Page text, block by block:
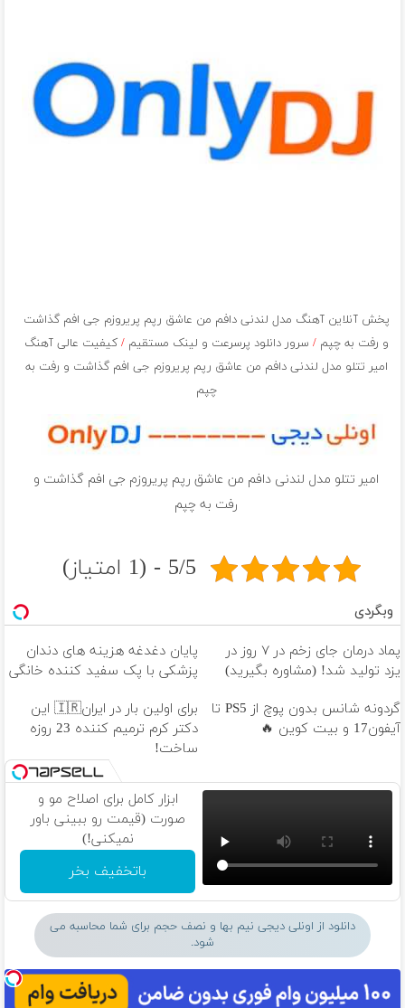
پخش آنلاین آهنگ مدل لندنی دافم من عاشق رپم پریروزم جی افم گذاشت
و رفت به چپم/ سرور دانلود پرسرعت و لینک مستقیم/ کیفیت عالی آهنگ
امیر تتلو مدل لندنی دافم من عاشق رپم پریروزم جی افم گذاشت و رفت به
چپم
امیر تتلو مدل لندنی دافم من عاشق رپم پریروزم جی افم گذاشت و
رفت به چپم
5/5 - (1 امتیاز)
وبگردی
پماد درمان جای زخم در ۷ روز در
یزد تولید شد! (مشاوره بگیرید)
پایان دغدغه هزینه های دندان
پزشکی با پک سفید کننده خانگی
گردونه شانس بدون پوچ از PS5 تا
آیفون17 و بیت کوین 🔥
برای اولین بار در ایران🇮🇷 این
دکتر کرم ترمیم کننده 23 روزه
ساخت!
ابزار کامل برای اصلاح مو و
صورت (قیمت رو ببینی باور
نمیکنی!)
باتخفیف بخر
دانلود از اونلی دیجی نیم بها و نصف حجم برای شما محاسبه می
شود.